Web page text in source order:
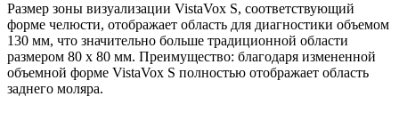
Размер зоны визуализации VistaVox S, соответствующий
форме челюсти, отображает область для диагностики объемом
130 мм, что значительно больше традиционной области
размером 80 x 80 мм. Преимущество: благодаря измененной
объемной форме VistaVox S полностью отображает область
заднего моляра.